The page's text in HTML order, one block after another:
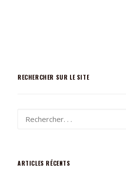
RECHERCHER SUR LE SITE
ARTICLES RÉCENTS